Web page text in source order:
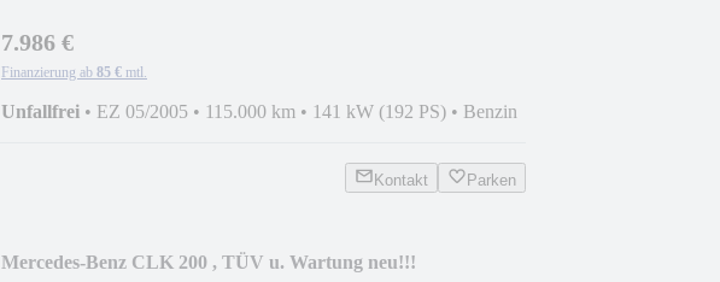
7.986 €
Finanzierung ab 85 € mtl.
Unfallfrei • EZ 05/2005 • 115.000 km • 141 kW (192 PS) • Benzin
Kontakt Parken
Mercedes-Benz CLK 200 , TÜV u. Wartung neu!!!